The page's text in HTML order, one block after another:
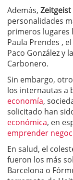
Además, Zeitgeist
personalidades
primeros lugares
Paula Prendes ,
Paco González y
Carbonero.
Sin embargo,
los internautas a
economía,
solicitado han
económica, en
emprender
En salud, el
fueron los más
Barcelona o